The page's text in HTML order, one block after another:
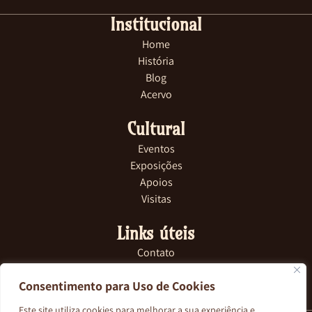
Consentimento para Uso de Cookies
Institucional
Home
História
Blog
Acervo
Cultural
Eventos
Exposições
Apoios
Visitas
Links úteis
Contato
Na Imprensa